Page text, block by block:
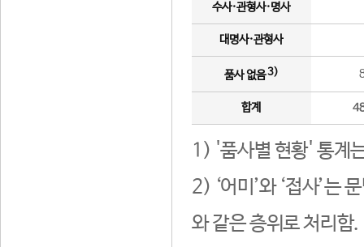
수사·관형사·명사
대명사·관형사
품사 없음3)
합계
1) '품사별 현황' 통계
2) ‘어미’와 ‘접사’는
와 같은 층위로 처리함.